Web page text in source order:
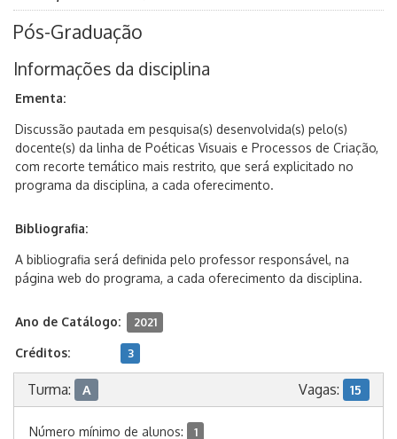
Pós-Graduação
Informações da disciplina
Ementa:
Discussão pautada em pesquisa(s) desenvolvida(s) pelo(s)
docente(s) da linha de Poéticas Visuais e Processos de Criação,
com recorte temático mais restrito, que será explicitado no
programa da disciplina, a cada oferecimento.
Bibliografia:
A bibliografia será definida pelo professor responsável, na
página web do programa, a cada oferecimento da disciplina.
Ano de Catálogo: 2021
Créditos: 3
Turma: A Vagas: 15
Número mínimo de alunos: 1